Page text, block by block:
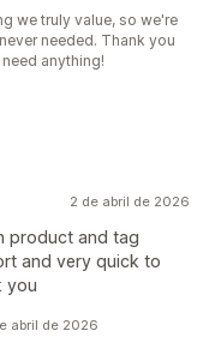
we truly value, so we're
needed. Thank you
anything!
2 de abril de 2026
product and tag
and very quick to
you
abril de 2026